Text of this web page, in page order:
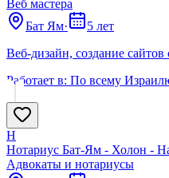
Веб мастера
Бат Ям·
5 лет
Веб-дизайн, создание
Работает в: По всему
Н
Нотариус Бат-Ям - Холон -
Адвокаты и нoтариусы